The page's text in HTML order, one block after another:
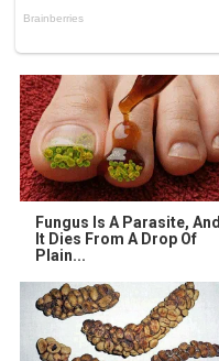
Fungus Is A Parasite, And
It Dies From A Drop Of
Plain...